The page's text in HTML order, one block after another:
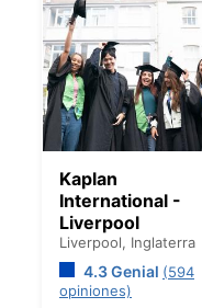
Kaplan
International -
Liverpool
Liverpool, Inglaterra
4.3 Genial (594
opiniones)